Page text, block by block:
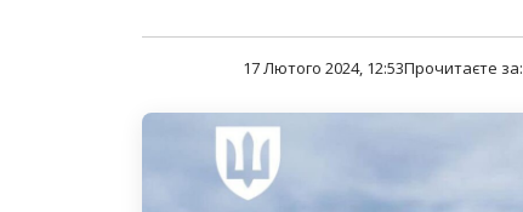
17 Лютого 2024, 12:53Прочитаєте за: